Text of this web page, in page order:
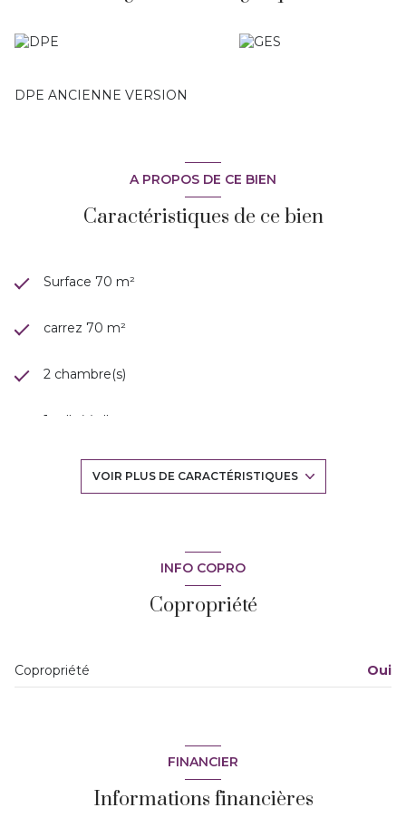
DPE ANCIENNE VERSION
A PROPOS DE CE BIEN
Caractéristiques de ce bien
Surface 70 m²
carrez 70 m²
2 chambre(s)
1 salle(s) d'eau
vue DOMINANTE
VOIR PLUS DE CARACTÉRISTIQUES
INFO COPRO
Copropriété
Copropriété Oui
FINANCIER
Informations financières